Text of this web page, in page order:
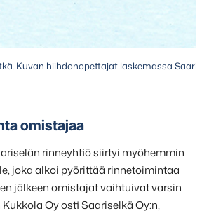
Kuvan hiihdonopettajat laskemassa
omistajaa
rinneyhtiö siirtyi myöhemmin
joka alkoi pyörittää rinnetoimintaa
jälkeen omistajat vaihtuivat varsin
Oy osti Saariselkä Oy:n,